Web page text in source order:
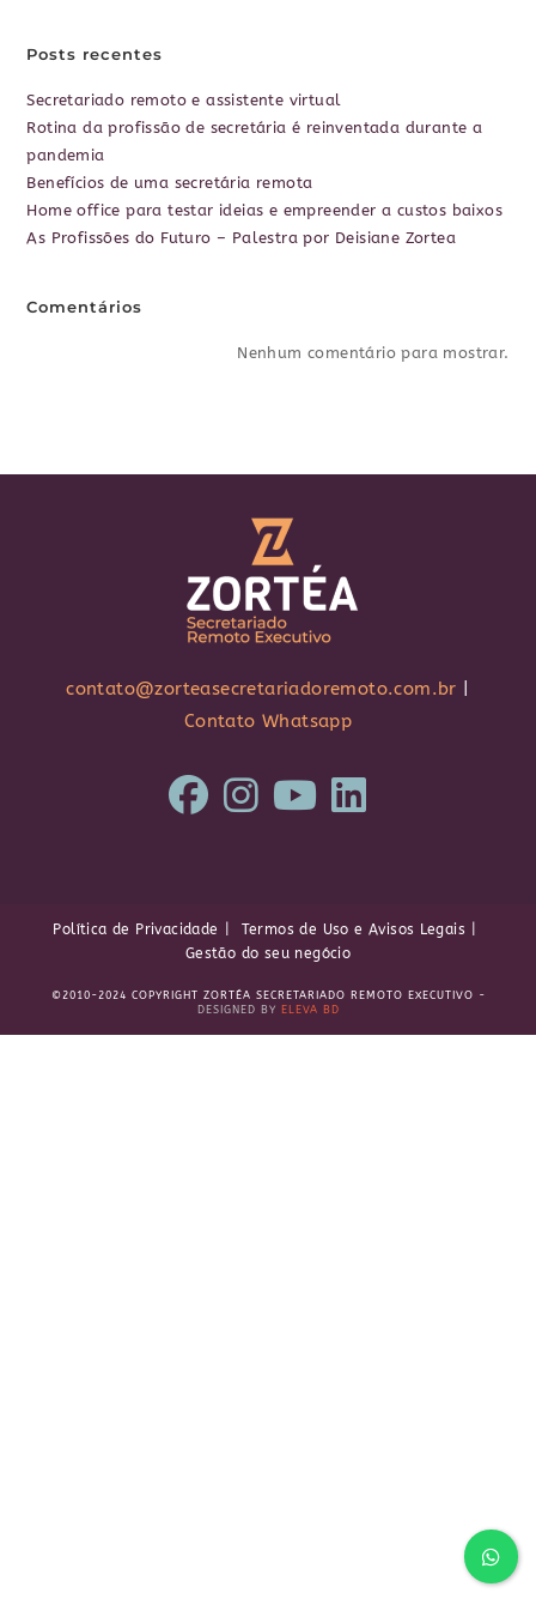
Posts recentes
Secretariado remoto e assistente virtual
Rotina da profissão de secretária é reinventada durante a
pandemia
Benefícios de uma secretária remota
Home office para testar ideias e empreender a custos baixos
As Profissões do Futuro – Palestra por Deisiane Zortea
Comentários
Nenhum comentário para mostrar.
contato@zorteasecretariadoremoto.com.br
Contato Whatsapp
Política de Privacidade
Termos de Uso e Avisos Legais
Gestão do seu negócio
©2010-2024 COPYRIGHT ZORTÉA SECRETARIADO REMOTO EXECUTIVO -
DESIGNED BY ELEVA BD